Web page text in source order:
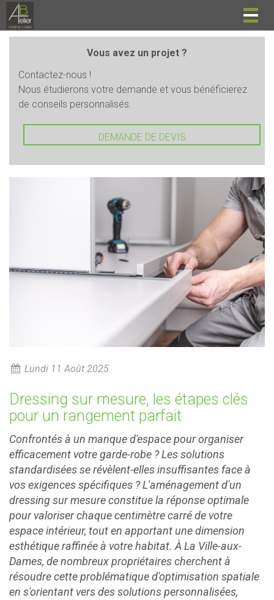
Vous avez un projet ?
Contactez-nous !
Nous étudierons votre demande et vous bénéficierez
de conseils personnalisés.
DEMANDE DE DEVIS
Lundi 11 Août 2025
Dressing sur mesure, les étapes clés
pour un rangement parfait
Confrontés à un manque d'espace pour organiser
efficacement votre garde-robe ? Les solutions
standardisées se révèlent-elles insuffisantes face à
vos exigences spécifiques ? L'aménagement d'un
dressing sur mesure constitue la réponse optimale
pour valoriser chaque centimètre carré de votre
espace intérieur, tout en apportant une dimension
esthétique raffinée à votre habitat. À La Ville-aux-
Dames, de nombreux propriétaires cherchent à
résoudre cette problématique d'optimisation spatiale
en s'orientant vers des solutions personnalisées,